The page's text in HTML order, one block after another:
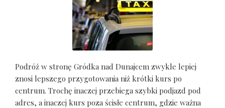
Podróż w stronę Gródka nad Dunajcem zwykle lepiej
znosi lepszego przygotowania niż krótki kurs po
centrum. Trochę inaczej przebiega szybki podjazd pod
adres, a inaczej kurs poza ścisłe centrum, gdzie ważna